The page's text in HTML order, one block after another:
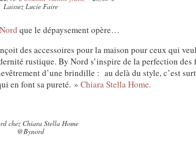
Laissez Lucie Faire
que le dépaysement opère…
des accessoires pour la maison pour ceux qui
rustique. By Nord s’inspire de la perfection des
d’une brindille : au delà du style, c’est
en font sa pureté. » Chiara Stella Home.
chez Chiara Stella Home
@Bynord